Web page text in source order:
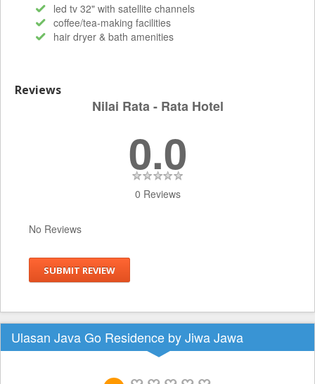
led tv 32" with satellite channels
coffee/tea-making facilities
hair dryer & bath amenities
Reviews
Nilai Rata - Rata Hotel
0.0
0 Reviews
No Reviews
SUBMIT REVIEW
Ulasan Java Go Residence by Jiwa Jawa